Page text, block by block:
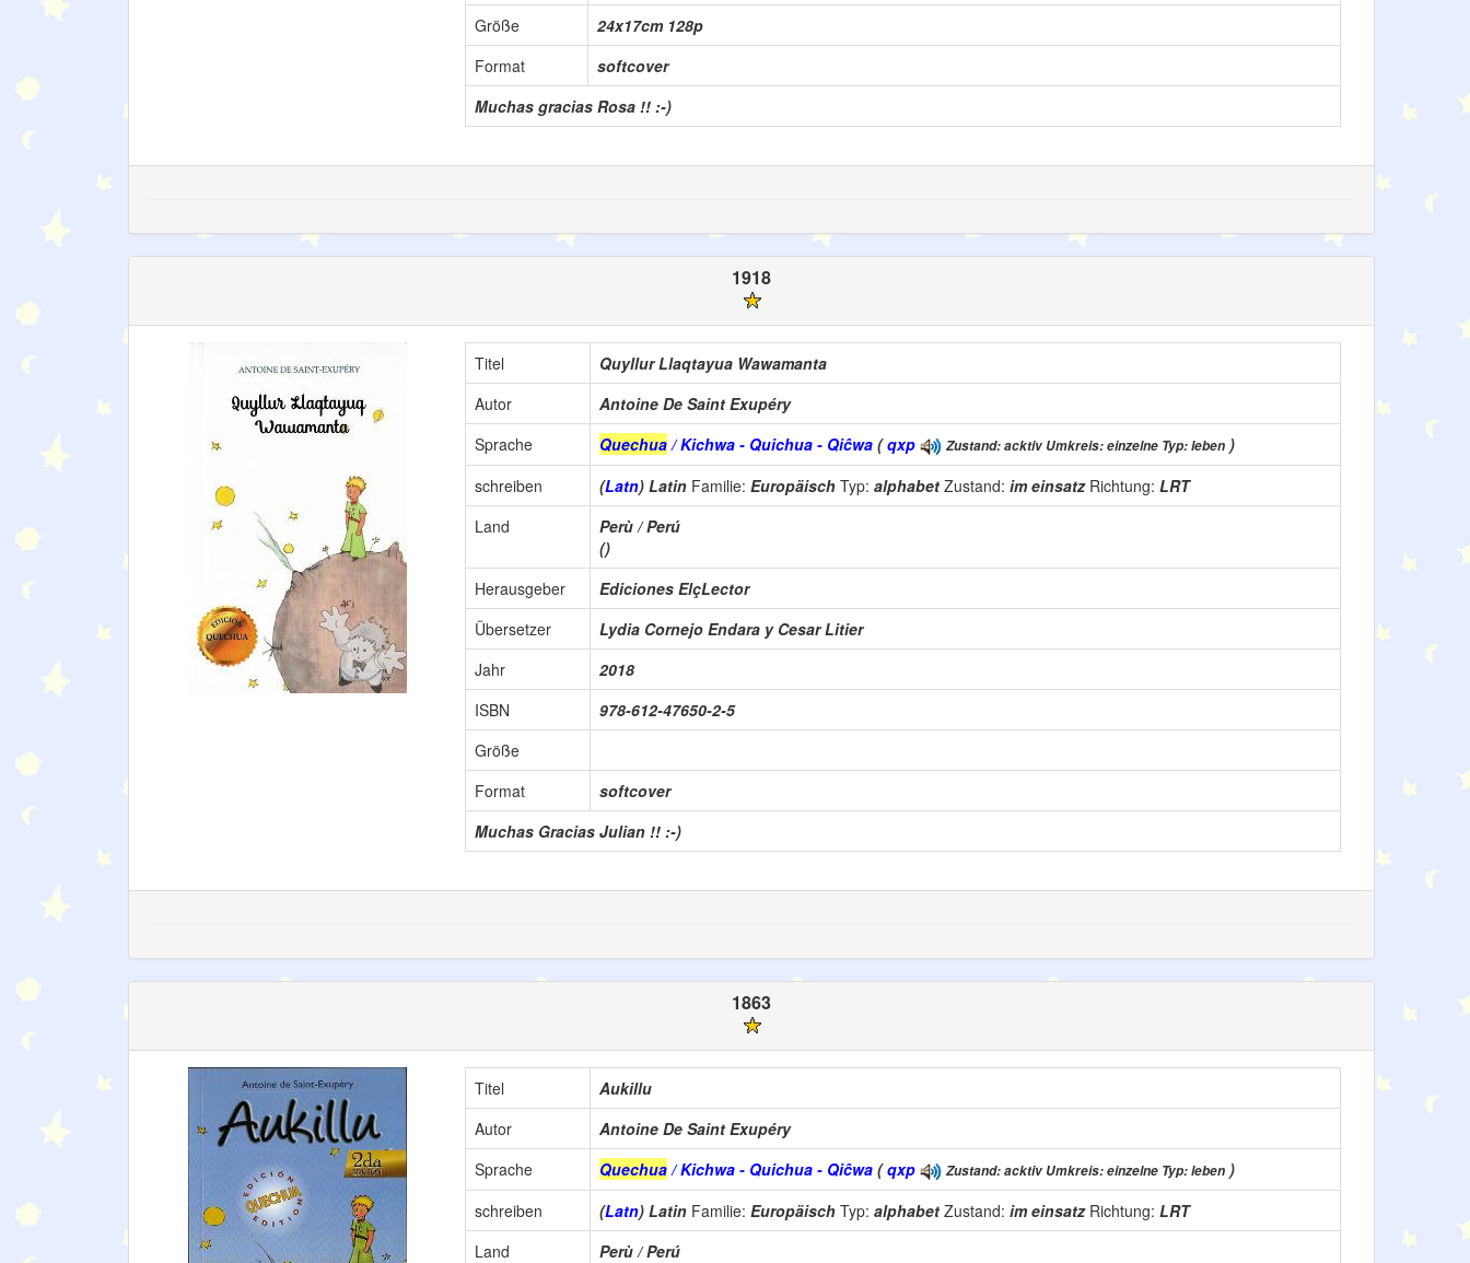
Größe
24x17cm 128p
Format
softcover
Muchas gracias Rosa !! :-)
1918
Titel
Quyllur Llaqtayua Wawamanta
Autor
Antoine De Saint Exupéry
Sprache
Quechua/ Kichwa - Quichua - Qiĉwa (qxp Zustand: acktiv Umkreis: einzelne Typ: leben )
schreiben
(Latn) Latin Familie: Europäisch Typ: alphabet Zustand: im einsatz Richtung: LRT
Land
Perù / Perú
()
Herausgeber
Ediciones ElçLector
Übersetzer
Lydia Cornejo Endara y Cesar Litier
Jahr
2018
ISBN
978-612-47650-2-5
Größe
Format
softcover
Muchas Gracias Julian !! :-)
1863
Titel
Aukillu
Autor
Antoine De Saint Exupéry
Sprache
Quechua/ Kichwa - Quichua - Qiĉwa (qxp Zustand: acktiv Umkreis: einzelne Typ: leben )
schreiben
(Latn) Latin Familie: Europäisch Typ: alphabet Zustand: im einsatz Richtung: LRT
Land
Perù / Perú